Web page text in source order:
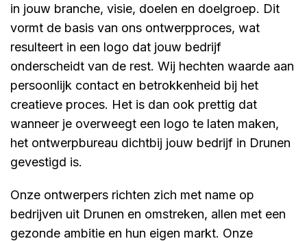
in jouw branche, visie, doelen en doelgroep. Dit
vormt de basis van ons ontwerpproces, wat
resulteert in een logo dat jouw bedrijf
onderscheidt van de rest. Wij hechten waarde aan
persoonlijk contact en betrokkenheid bij het
creatieve proces. Het is dan ook prettig dat
wanneer je overweegt een logo te laten maken,
het ontwerpbureau dichtbij jouw bedrijf in Drunen
gevestigd is.
Onze ontwerpers richten zich met name op
bedrijven uit Drunen en omstreken, allen met een
gezonde ambitie en hun eigen markt. Onze